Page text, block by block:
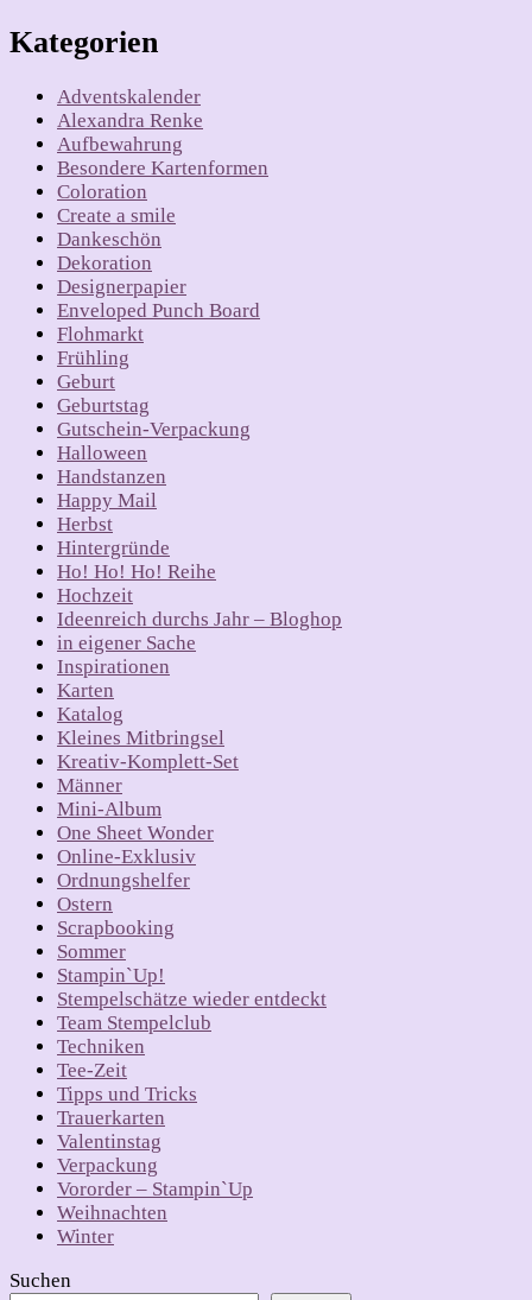
Kategorien
Adventskalender
Alexandra Renke
Aufbewahrung
Besondere Kartenformen
Coloration
Create a smile
Dankeschön
Dekoration
Designerpapier
Enveloped Punch Board
Flohmarkt
Frühling
Geburt
Geburtstag
Gutschein-Verpackung
Halloween
Handstanzen
Happy Mail
Herbst
Hintergründe
Ho! Ho! Ho! Reihe
Hochzeit
Ideenreich durchs Jahr – Bloghop
in eigener Sache
Inspirationen
Karten
Katalog
Kleines Mitbringsel
Kreativ-Komplett-Set
Männer
Mini-Album
One Sheet Wonder
Online-Exklusiv
Ordnungshelfer
Ostern
Scrapbooking
Sommer
Stampin`Up!
Stempelschätze wieder entdeckt
Team Stempelclub
Techniken
Tee-Zeit
Tipps und Tricks
Trauerkarten
Valentinstag
Verpackung
Vororder – Stampin`Up
Weihnachten
Winter
Suchen